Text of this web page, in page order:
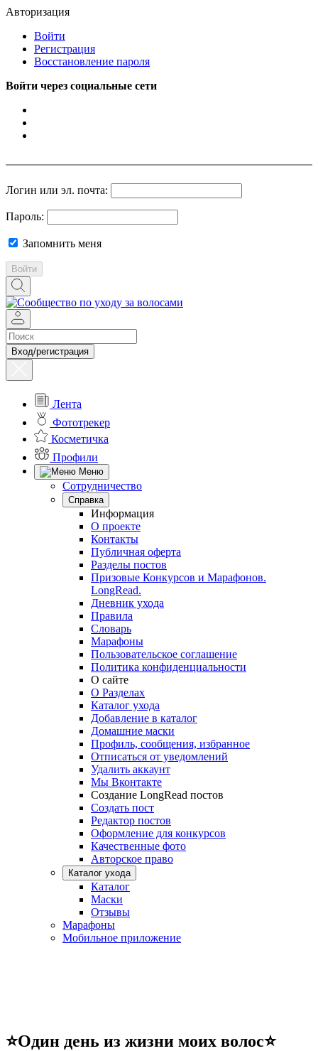
Авторизация
Войти
Регистрация
Восстановление пароля
Войти через социальные сети
Логин или эл. почта:
Пароль:
Запомнить меня
Войти
Вход/регистрация
Лента
Фототрекер
Косметичка
Профили
Меню
Сотрудничество
Справка
Информация
О проекте
Контакты
Публичная оферта
Разделы постов
Призовые Конкурсов и Марафонов.
LongRead.
Дневник ухода
Правила
Словарь
Марафоны
Пользовательское соглашение
Политика конфиденциальности
О сайте
О Разделах
Каталог ухода
Добавление в каталог
Домашние маски
Профиль, сообщения, избранное
Отписаться от уведомлений
Удалить аккаунт
Мы Вконтакте
Создание LongRead постов
Создать пост
Редактор постов
Оформление для конкурсов
Качественные фото
Авторское право
Каталог ухода
Каталог
Маски
Отзывы
Марафоны
Мобильное приложение
⭐️Один день из жизни моих волос⭐️